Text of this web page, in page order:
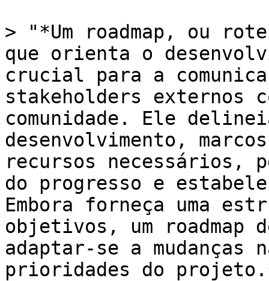
> "*Um roadmap, ou
que orienta o
crucial para a
stakeholders externos
comunidade. Ele
desenvolvimento,
recursos necessários,
do progresso e
Embora forneça uma
objetivos, um
adaptar-se a mudanças
prioridades do